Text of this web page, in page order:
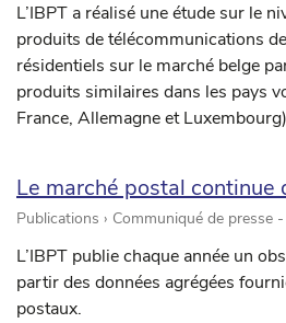
L’IBPT a réalisé une étude sur le
produits de télécommunications
résidentiels sur le marché belge
produits similaires dans les pays
France, Allemagne et
Le marché postal
Publications › Communiqué de presse -
L’IBPT publie chaque année un
partir des données agrégées
postaux.